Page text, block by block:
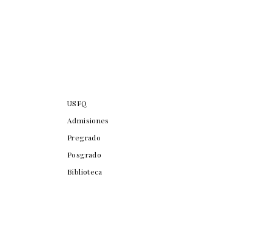
USFQ
Admisiones
Pregrado
Posgrado
Biblioteca